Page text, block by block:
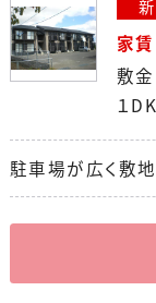
家賃
敷金
１
駐車場が広く敷